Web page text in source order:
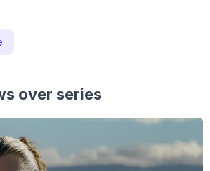
over series